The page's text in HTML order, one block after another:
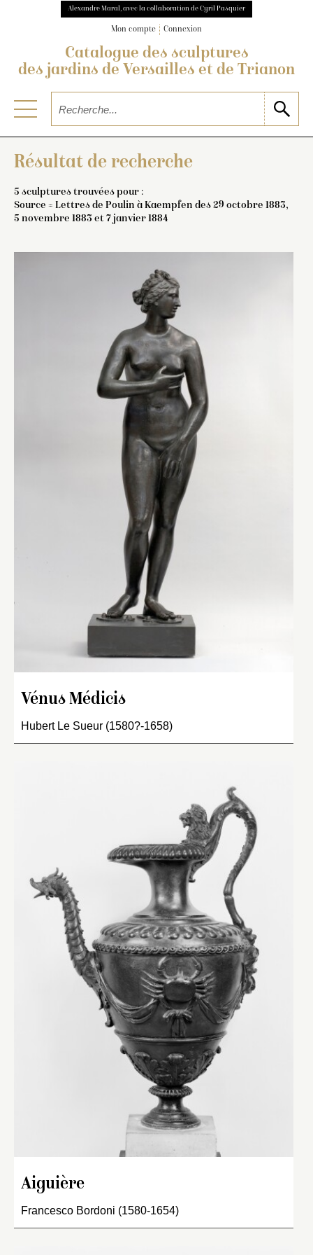
Alexandre Maral, avec la collaboration de Cyril Pasquier
Mon compte Connexion
Catalogue des sculptures
des jardins de Versailles et de Trianon
Résultat de recherche
5 sculptures trouvées pour :
Source = Lettres de Poulin à Kaempfen des 29 octobre 1883,
5 novembre 1883 et 7 janvier 1884
Vénus Médicis
Hubert Le Sueur (1580?-1658)
Aiguière
Francesco Bordoni (1580-1654)